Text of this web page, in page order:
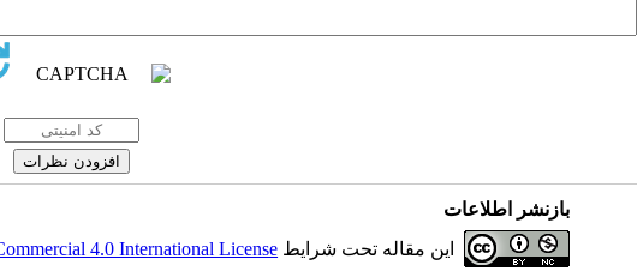
بازنشر اطلاعات
این مقاله تحت شرایط 4.0 International License